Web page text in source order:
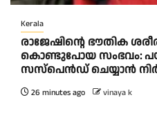
Kerala
രാജേഷിന്റെ ഭൗതിക
കൊണ്ടുപോയ സംഭവം:
സസ്പെൻഡ് ചെയ്യാൻ
26 minutes ago vinaya k